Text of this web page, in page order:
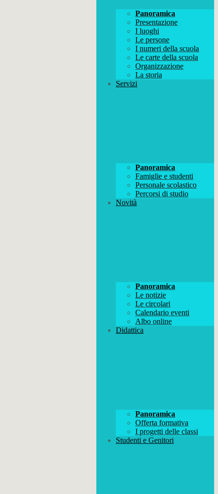
Panoramica
Presentazione
I luoghi
Le persone
I numeri della scuola
Le carte della scuola
Organizzazione
La storia
Servizi
Panoramica
Famiglie e studenti
Personale scolastico
Percorsi di studio
Novità
Panoramica
Le notizie
Le circolari
Calendario eventi
Albo online
Didattica
Panoramica
Offerta formativa
I progetti delle classi
Studenti e Genitori